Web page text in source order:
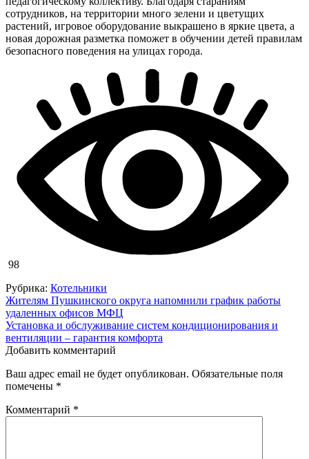
сотрудников, на территории много зелени и цветущих
растений, игровое оборудование выкрашено в яркие цвета, а
новая дорожная разметка поможет в обучении детей правилам
безопасного поведения на улицах города.
98
Рубрика: Котельники
Навигация
по
записям
Жителям Пушкинского округа напомнили график работы
удаленных офисов МФЦ
Установка и обслуживание систем кондиционирования и
вентиляции – гарантия комфорта
Добавить комментарий
Ваш адрес email не будет опубликован. Обязательные поля
помечены *
Комментарий *